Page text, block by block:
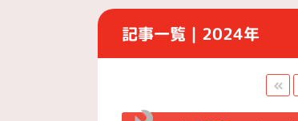
記事一覧｜2024年